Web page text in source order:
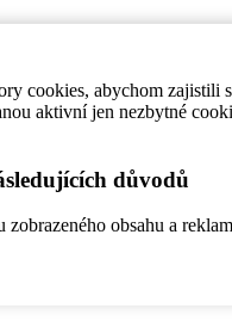
cookies, abychom
aktivní jen nezbytné
důvodů
obsahu a